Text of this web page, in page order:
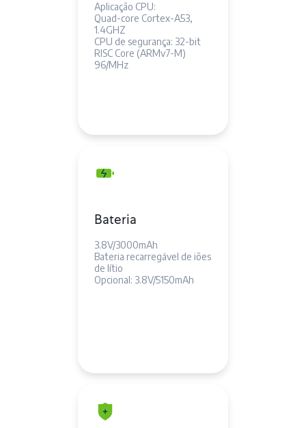
Aplicação CPU:
Quad-core Cortex-A53,
1.4GHZ
CPU de segurança: 32-bit
RISC Core (ARMv7-M)
96/MHz
Bateria
3.8V/3000mAh
Bateria recarregável de iões
de lítio
Opcional: 3.8V/5150mAh